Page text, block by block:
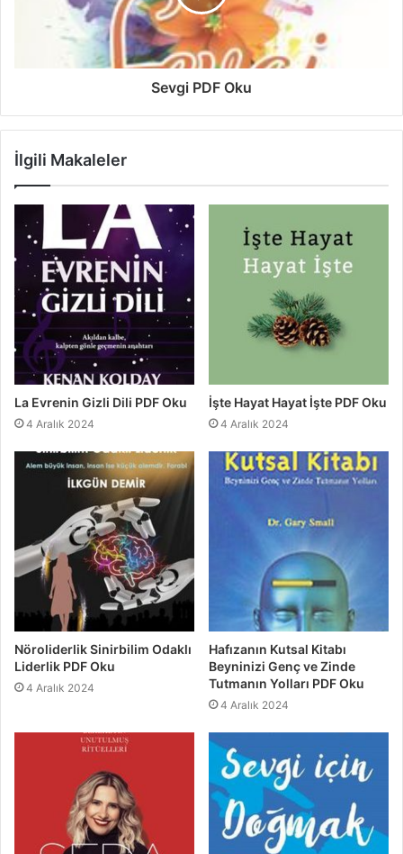
Sevgi PDF Oku
İlgili Makaleler
La Evrenin Gizli Dili PDF Oku
4 Aralık 2024
İşte Hayat Hayat İşte PDF Oku
4 Aralık 2024
Nöroliderlik Sinirbilim Odaklı
Liderlik PDF Oku
4 Aralık 2024
Hafızanın Kutsal Kitabı
Beyninizi Genç ve Zinde
Tutmanın Yolları PDF Oku
4 Aralık 2024